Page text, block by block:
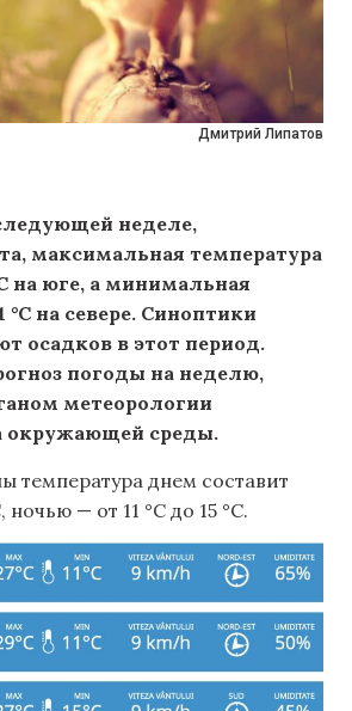
Дмитрий Липатов
неделе,
максимальная температура
на юге, а минимальная
°C на севере. Синоптики
осадков в этот период.
погоды на неделю,
метеорологии
окружающей среды.
температура днем ​​составит
ночью — от 11 °C до 15 °C.